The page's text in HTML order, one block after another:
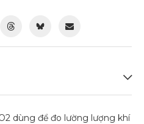
dùng để đo lường lượng khí